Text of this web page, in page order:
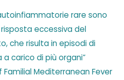
rare sono
eccessiva del
che risulta in episodi di
carico di più organi”
Mediterranean Fever